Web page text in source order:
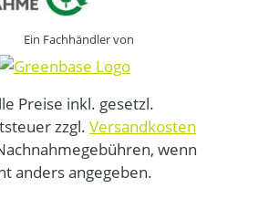
Ein Fachhändler von
Preise inkl. gesetzl.
zzgl. Versandkosten
wenn
anders angegeben.